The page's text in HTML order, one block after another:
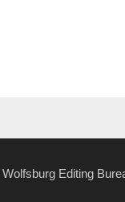
Wolfsburg Editing